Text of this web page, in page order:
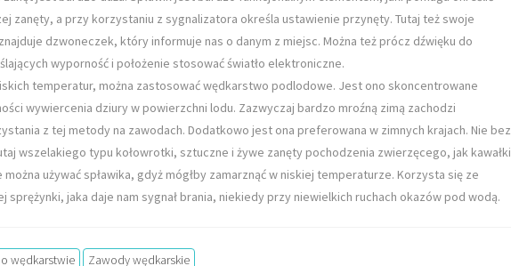
zanęty, a przy korzystaniu z sygnalizatora określa ustawienie przynęty. Tutaj też swoje
dzwoneczek, który informuje nas o danym z miejsc. Można też prócz dźwięku do
wyporność i położenie stosować światło elektroniczne.
temperatur, można zastosować wędkarstwo podlodowe. Jest ono skoncentrowane
wywiercenia dziury w powierzchni lodu. Zazwyczaj bardzo mroźną zimą zachodzi
z tej metody na zawodach. Dodatkowo jest ona preferowana w zimnych krajach. Nie bez
wszelakiego typu kołowrotki, sztuczne i żywe zanęty pochodzenia zwierzęcego, jak kawałki
można używać spławika, gdyż mógłby zamarznąć w niskiej temperaturze. Korzysta się ze
sprężynki, jaka daje nam sygnał brania, niekiedy przy niewielkich ruchach okazów pod wodą.
wędkarstwie
Zawody wędkarskie